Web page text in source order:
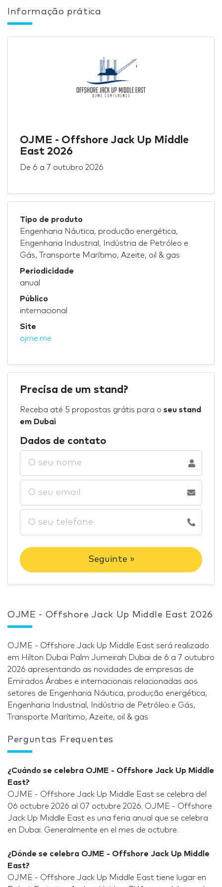
Informação prática
OJME - Offshore Jack Up Middle
East 2026
De 6 a 7 outubro 2026
Tipo de produto
Engenharia Náutica, produção energética,
Engenharia Industrial, Indústria de Petróleo e
Gás, Transporte Marítimo, Azeite, oil & gas
Periodicidade
anual
Público
internacional
Site
ojme.me
Precisa de um stand?
Receba até 5 propostas grátis para o seu stand
em Dubai
Dados de contato
Seguinte »
OJME - Offshore Jack Up Middle East 2026
OJME - Offshore Jack Up Middle East será realizado
em Hilton Dubai Palm Jumeirah Dubai de 6 a 7 outubro
2026 apresentando as novidades de empresas de
Emirados Árabes e internacionais relacionadas aos
setores de Engenharia Náutica, produção energética,
Engenharia Industrial, Indústria de Petróleo e Gás,
Transporte Marítimo, Azeite, oil & gas
Perguntas Frequentes
¿Cuándo se celebra OJME - Offshore Jack Up Middle
East?
OJME - Offshore Jack Up Middle East se celebra del
06 octubre 2026 al 07 octubre 2026. OJME - Offshore
Jack Up Middle East es una feria anual que se celebra
en Dubai. Generalmente en el mes de octubre.
¿Dónde se celebra OJME - Offshore Jack Up Middle
East?
OJME - Offshore Jack Up Middle East tiene lugar en